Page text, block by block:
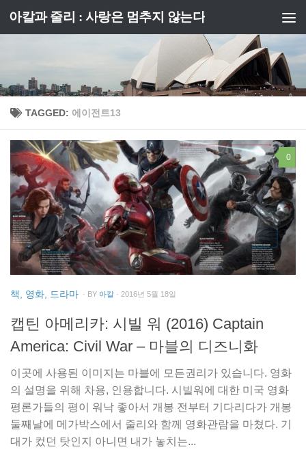
Skip to content
아칼과 줄리 : 사랑은 멈추지 않는다
TAGGED: 에이전트13
0
책, 영화, 드라마 · BY 아칼 · 2016년 5월 18일
캡틴 아메리카: 시빌 워 (2016) Captain
America: Civil War – 마블의 디즈니화
이곳에 사용된 이미지는 마블에 모든권리가 있습니다. 영화
의 설명을 위해 차용, 인용합니다. 시빌워에 대한 미국 영화
평론가들의 평이 워낙 좋아서 개봉 전부터 기다리다가 개봉
둘째날에 메가박스에서 줄리와 함께 영화관람을 마쳤다. 기
대가 컸던 탓인지 아니면 내가 놓치는...